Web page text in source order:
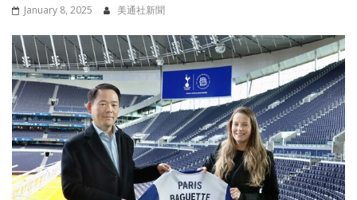
January 8, 2025 美通社新聞